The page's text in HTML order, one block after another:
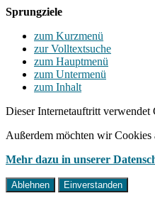
Sprungziele
zum Kurzmenü
zur Volltextsuche
zum Hauptmenü
zum Untermenü
zum Inhalt
Dieser Internetauftritt verwendet
Außerdem möchten wir Cookies
Mehr dazu in unserer
Ablehnen Einverstanden